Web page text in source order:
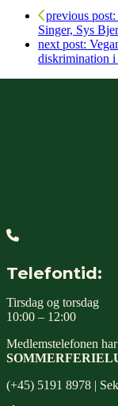
previous post:
Singer, Sys
next post:
diskrimination i
Telefontid:
Tirsdag og torsdag
10:00 – 12:00
Medlemstelefonen har
(+45) 5191 8978 |